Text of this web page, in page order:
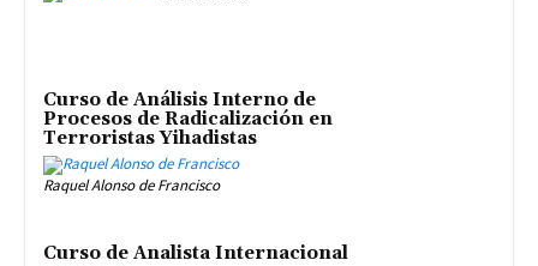
Curso de Análisis Interno de
Procesos de Radicalización en
Terroristas Yihadistas
Raquel Alonso de Francisco
Curso de Analista Internacional